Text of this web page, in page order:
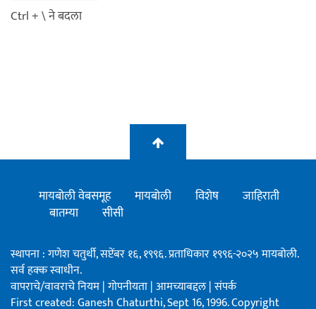
Ctrl + \ ने बदला
मायबोली वेबसमूह मायबोली विशेष
जाहिराती
बातम्या
सीसी
स्थापना : गणेश चतुर्थी, सप्टेंबर १६, १९९६. प्रताधिकार १९९६-२०२५ मायबोली.
सर्व हक्क स्वाधीन.
वापराचे/वावराचे नियम|गोपनीयता|आमच्याबद्दल|संपर्क
First created: Ganesh Chaturthi, Sept 16, 1996. Copyright